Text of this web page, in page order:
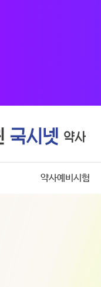
약사예비시험